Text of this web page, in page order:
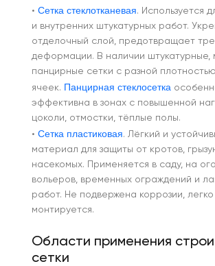
• Сетка стеклотканевая. Используется
и внутренних штукатурных работ.
отделочный слой, предотвращает
деформации. В наличии штукатурные,
панцирные сетки с разной
ячеек. Панцирная стеклосетка
эффективна в зонах с повышенной
цоколи, отмостки, тёплые полы.
• Сетка пластиковая. Лёгкий и
материал для защиты от кротов,
насекомых. Применяется в саду, на
вольеров, временных ограждений и
работ. Не подвержена коррозии,
монтируется.
Области применения
сетки